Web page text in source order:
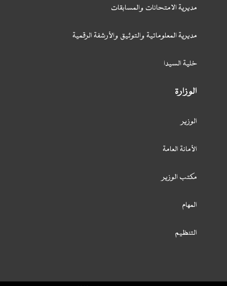
مديرية الامتحانات والمسابقات
مديرية المعلوماتية والتوثيق والأرشفة الرقمية
خلية السيدا
الوزارة
الوزير
الأمانة العامة
مكتب الوزير
المهام
التنظيم